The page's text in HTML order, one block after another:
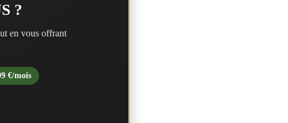
?
en vous offrant
€/mois